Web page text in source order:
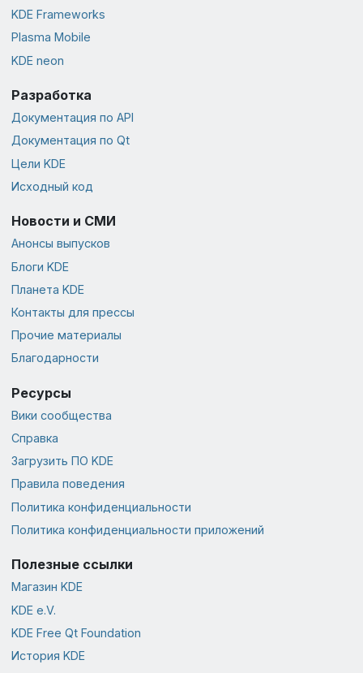
KDE Frameworks
Plasma Mobile
KDE neon
Разработка
Документация по API
Документация по Qt
Цели KDE
Исходный код
Новости и СМИ
Анонсы выпусков
Блоги KDE
Планета KDE
Контакты для прессы
Прочие материалы
Благодарности
Ресурсы
Вики сообщества
Справка
Загрузить ПО KDE
Правила поведения
Политика конфиденциальности
Политика конфиденциальности приложений
Полезные ссылки
Магазин KDE
KDE e.V.
KDE Free Qt Foundation
История KDE